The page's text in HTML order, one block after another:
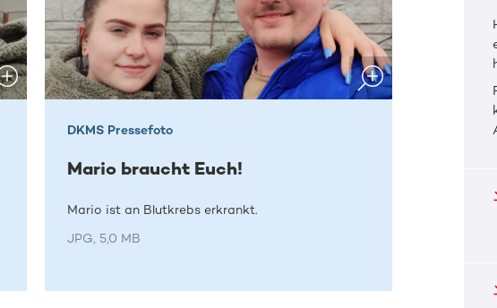
DKMS Pressefoto
Mario braucht Euch!
Mario ist an Blutkrebs erkrankt.
JPG, 5,0 MB
DKMS
Mario ist